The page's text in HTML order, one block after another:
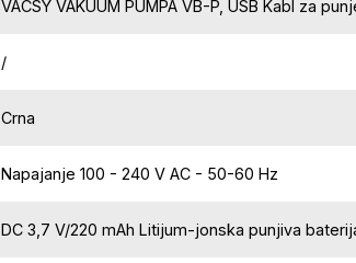
VACSY VAKUUM PUMPA VB-P, USB Kabl za
/
Crna
Napajanje 100 - 240 V AC - 50-60 Hz
DC 3,7 V/220 mAh Litijum-jonska punjiva